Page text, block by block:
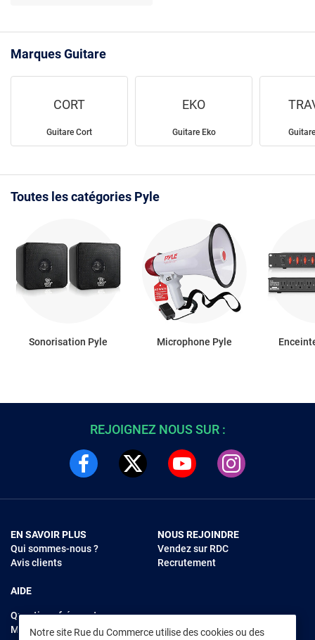
Marques Guitare
CORT
Guitare Cort
EKO
Guitare Eko
Toutes les catégories Pyle
Sonorisation Pyle Microphone Pyle
REJOIGNEZ NOUS SUR :
EN SAVOIR PLUS
Qui sommes-nous ?
Avis clients
AIDE
Questions fréquentes
Modes de règlements
NOUS REJOINDRE
Vendez sur RDC
Recrutement
Notre site Rue du Commerce utilise des cookies ou des